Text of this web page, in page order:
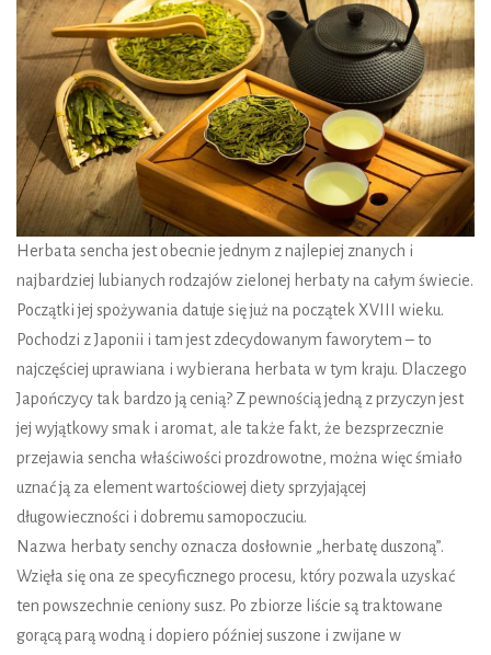
Herbata sencha jest obecnie jednym z najlepiej znanych i
najbardziej lubianych rodzajów zielonej herbaty na całym świecie.
Początki jej spożywania datuje się już na początek XVIII wieku.
Pochodzi z Japonii i tam jest zdecydowanym faworytem – to
najczęściej uprawiana i wybierana herbata w tym kraju. Dlaczego
Japończycy tak bardzo ją cenią? Z pewnością jedną z przyczyn jest
jej wyjątkowy smak i aromat, ale także fakt, że bezsprzecznie
przejawia sencha właściwości prozdrowotne, można więc śmiało
uznać ją za element wartościowej diety sprzyjającej
długowieczności i dobremu samopoczuciu.
Nazwa herbaty senchy oznacza dosłownie „herbatę duszoną”.
Wzięła się ona ze specyficznego procesu, który pozwala uzyskać
ten powszechnie ceniony susz. Po zbiorze liście są traktowane
gorącą parą wodną i dopiero później suszone i zwijane w